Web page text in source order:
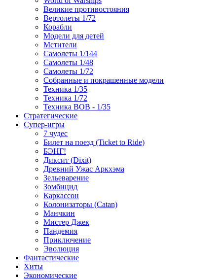
Великие противостояния
Вертолеты 1/72
Корабли
Модели для детей
Мстители
Самолеты 1/144
Самолеты 1/48
Самолеты 1/72
Собранные и покрашенные модели
Техника 1/35
Техника 1/72
Техника ВОВ - 1/35
Стратегические
Супер-игры
7 чудес
Билет на поезд (Ticket to Ride)
БЭНГ!
Диксит (Dixit)
Древний Ужас Аркхэма
Зельеварение
Зомбицид
Каркассон
Колонизаторы (Catan)
Манчкин
Мистер Джек
Пандемия
Приключение
Эволюция
Фантастические
Хиты
Экономические